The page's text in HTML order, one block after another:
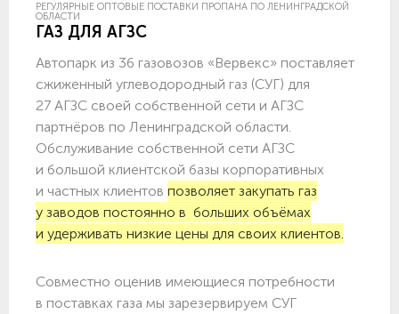
РЕГУЛЯРНЫЕ ОПТОВЫЕ ПОСТАВКИ ПРОПАНА ПО ЛЕНИНГРАДСКОЙ
ОБЛАСТИ
ГАЗ ДЛЯ АГЗС
Автопарк из 36 газовозов «Вервекс» поставляет
сжиженный углеводородный газ (СУГ) для
27 АГЗС своей собственной сети и АГЗС
партнёров по Ленинградской области.
Обслуживание собственной сети АГЗС
и большой клиентской базы корпоративных
и частных клиентов позволяет закупать газ
у заводов постоянно в больших объёмах
и удерживать низкие цены для своих клиентов.
Совместно оценив имеющиеся потребности
в поставках газа мы зарезервируем СУГ